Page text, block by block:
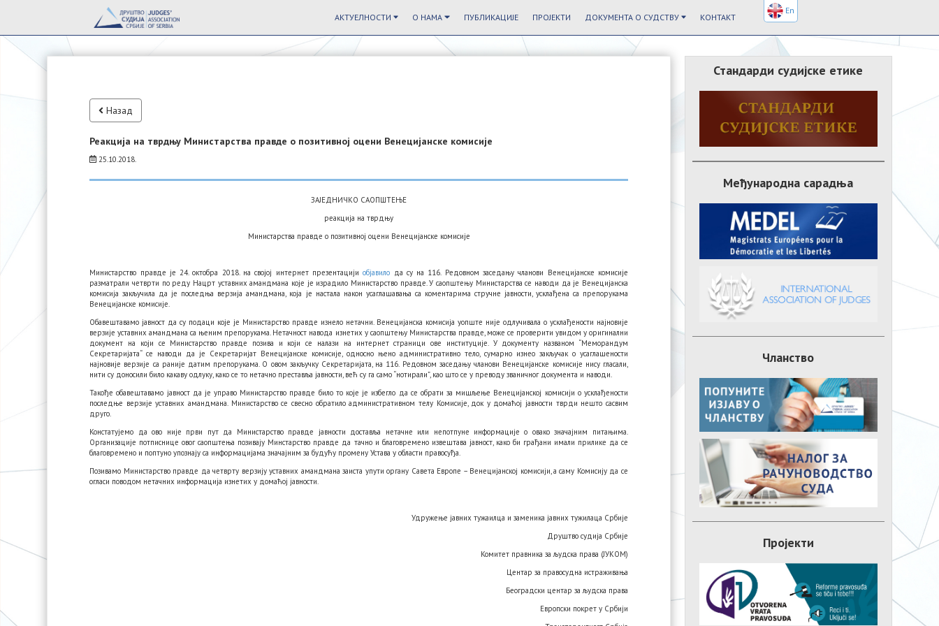
АКТУЕЛНОСТИ О НАМА ПУБЛИКАЦИЈЕ ПРОЈЕКТИ ДОКУМЕНТА О СУДСТВУ КОНТАКТ
Назад
Реакција на тврдњу Министарства правде о позитивној оцени Венецијанске комисије
25.10.2018.
ЗАЈЕДНИЧКО САОПШТЕЊЕ
реакција на тврдњу
Министарства правде о позитивној оцени Венецијанске комисије
Министарство правде је 24. октобра 2018. на својој интернет презентацијиобјавило да су на 116. Редовном заседању чланови Венецијанске комисије
разматрали четврти по реду Нацрт уставних амандмана које је израдило Министарство правде. У саопштењу Министарства се наводи да је Венецијанска
комисија закључила да је последња верзија амандмана, која је настала након усаглашавања са коментарима стручне јавности, усклађена са препорукама
Венецијанске комисије.
Обавештавамо јавност да су подаци које је Министарство правде изнело нетачни. Венецијанска комисија уопште није одлучивала о усклађености најновије
верзије уставних амандмана са њеним препорукама. Нетачност навода изнетих у саопштењу Министарства правде, може се проверити увидом у оригинални
документ на који се Министарство правде позива и који се налази на интернет страници ове институције. У документу названом “Меморандум
Секретаријата“ се наводи да је Секретаријат Венецијанске комисије, односно њено административно тело, сумарно изнео закључак о усаглашености
најновије верзије са раније датим препорукама. О овом закључку Секретаријата, на 116. Редовном заседању чланови Венецијанске комисије нису гласали,
нити су доносили било какаву одлуку, како се то нетачно преставља јавности, већ су га само “нотирали”, као што се у преводу званичног документа и наводи.
Такође обавештавамо јавност да је управо Министарство правде било то које је избегло да се обрати за мишљење Венецијанској комисији о усклађености
последње верзије уставних амандмана. Министарство се свесно обратило административном телу Комисије, док у домаћој јавности тврди нешто сасвим
друго.
Констатујемо да ово није први пут да Министарство правде јавности доставља нетачне или непотпуне информације о овако значајним питањима.
Организације потписнице овог саопштења позивају Минстарство правде да тачно и благовремено извештава јавност, како би грађани имали прилике да се
благовремено и поптуно упознају са информацијама значајним за будућу промену Устава у области правосуђа.
Позивамо Министарство правде да четврту верзију уставних амандмана заиста упути органу Савета Европе – Венецијанској комисији, а саму Комисију да се
огласи поводом нетачних информација изнетих у домаћој јавности.
Удружење јавних тужаилца и заменика јавних тужилаца Србије
Друштво судија Србије
Комитет правника за људска права (JУKОМ)
Центар за правосудна истраживања
Београдски центар за људска права
Европски покрет у Србији
Стандарди судијске етике
Међународна сарадња
Чланство
Пројекти
En